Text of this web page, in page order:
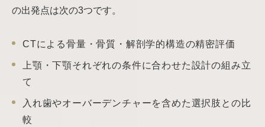
の出発点は次の3つです。
CTによる骨量・骨質・解剖学的構造の精密評価
上顎・下顎それぞれの条件に合わせた設計の組み立
て
入れ歯やオーバーデンチャーを含めた選択肢との比
較